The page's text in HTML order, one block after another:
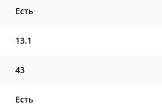
Есть
13.1
43
Есть